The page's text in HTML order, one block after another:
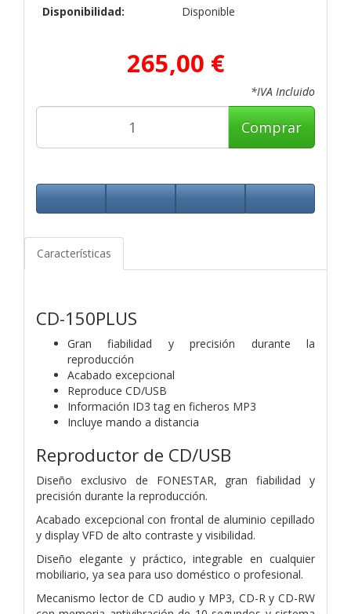
Disponibilidad:
Disponible
265,00 €
*IVA Incluido
Comprar
Características
CD-150PLUS
Gran fiabilidad y precisión durante la
reproducción
Acabado excepcional
Reproduce CD/USB
Información ID3 tag en ficheros MP3
Incluye mando a distancia
Reproductor de CD/USB
Diseño exclusivo de FONESTAR, gran fiabilidad y
precisión durante la reproducción.
Acabado excepcional con frontal de aluminio cepillado
y display VFD de alto contraste y visibilidad.
Diseño elegante y práctico, integrable en cualquier
mobiliario, ya sea para uso doméstico o profesional.
Mecanismo lector de CD audio y MP3, CD-R y CD-RW